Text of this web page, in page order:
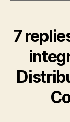
7